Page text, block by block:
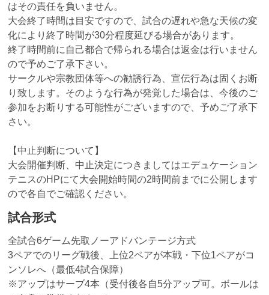
はその責任を負いません。
大会終了時間は目安ですので、試合の遅れや急な天候の変
化により終了時間が30分程度延びる場合があります。
終了時間前に自己都合で帰られる場合は返金は行いません
ので予めご了承下さい。
サークルや宗教団体等への勧誘行為、宣伝行為は固くお断
り致します。そのような行為が発覚した場合は、今後のご
参加をお断りする可能性がございますので、予めご了承下
さい。
【中止判断について】
大会開催判断、中止決定につきましてはエデュケーション
テニスのHPにて大会開始時間の2時間前までに公開します
ので各自でご確認ください。
試合形式
全試合6ゲーム先取ノーアドバンテージ方式
3ペアでのリーグ戦後、上位2ペアが本戦・下位1ペアがコ
ンソレへ（最低4試合保障）
※アップはサーブ4本（受付後各自5分アップ可。ボールは